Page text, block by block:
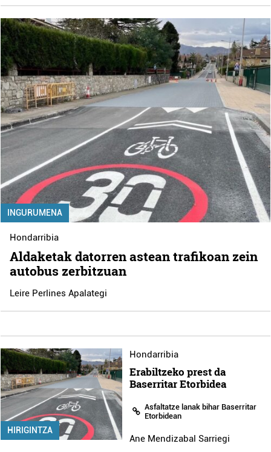
INGURUMENA
Hondarribia
Aldaketak datorren astean trafikoan zein
autobus zerbitzuan
Leire Perlines Apalategi
HIRIGINTZA
Hondarribia
Erabiltzeko prest da
Baserritar Etorbidea
Asfaltatze lanak bihar Baserritar
Etorbidean
Ane Mendizabal Sarriegi